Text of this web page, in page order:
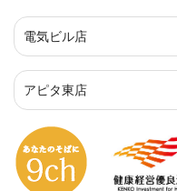
電気ビル店
アピタ東店